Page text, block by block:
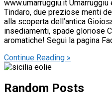
www.umarruggiu.it
Tindaro, due preziose menti
alla scoperta dell’antica
insediamenti, spade gloriose
aromatiche! Segui la pagina
Continue Reading »
Random Posts